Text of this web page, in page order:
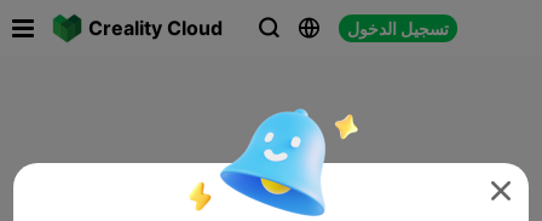
Creality Cloud   تسجيل الدخول
